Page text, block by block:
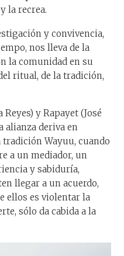
la recrea.
y convivencia,
nos lleva de la
la comunidad en su
ritual, de la tradición,
y Rapayet (José
alianza deriva en
tradición Wayuu, cuando
a un mediador, un
y sabiduría,
llegar a un acuerdo,
ellos es violentar la
sólo da cabida a la